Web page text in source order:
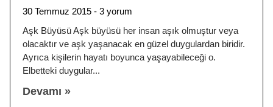
30 Temmuz 2015
3 yorum
Aşk Büyüsü Aşk büyüsü her insan aşık olmuştur veya
olacaktır ve aşk yaşanacak en güzel duygulardan biridir.
Ayrıca kişilerin hayatı boyunca yaşayabileceği o.
Elbetteki duygular
Devamı »